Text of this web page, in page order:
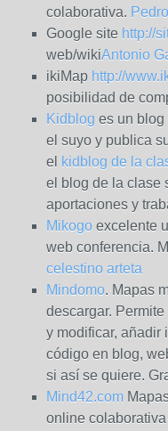
colaborativa.
Google site http://
web/wikiAntonio
ikiMap http://
posibilidad de
Kidblog es un blog
el suyo y publica
el kidblog de la
el blog de la clase
aportaciones y
Mikogo excelente
web conferencia.
celestino arteta
Mindomo. Mapas
descargar.
y modificar, añadir
código en blog,
si así se quiere.
Mind42.com
online